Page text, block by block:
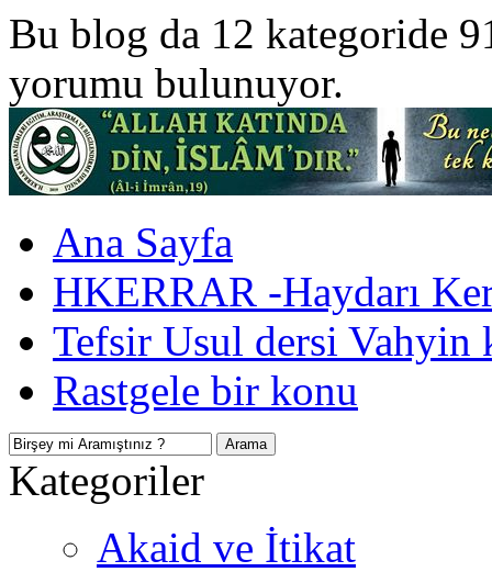
Bu blog da 12 kategoride
yorumu bulunuyor.
Ana Sayfa
HKERRAR -Haydarı
Tefsir Usul dersi Vahyin
Rastgele bir konu
Kategoriler
Akaid ve İtikat